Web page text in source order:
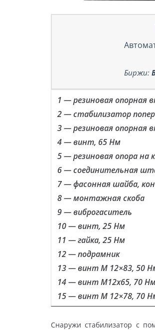
Биржи:
1 — резиновая опорная
2 — стабилизатор
3 — резиновая опорная
4 — винт, 65 Нм
5 — резиновая опора на
6 — соединительная
7 — фасонная шайба,
8 — монтажная скоба
9 — виброгаситель
10 — винт, 25 Нм
11 — гайка, 25 Нм
12 — подрамник
13 — винт М 12×83, 50
14 — винт М12х65, 70
15 — винт М 12×78, 70
Снаружи стабилизатор с